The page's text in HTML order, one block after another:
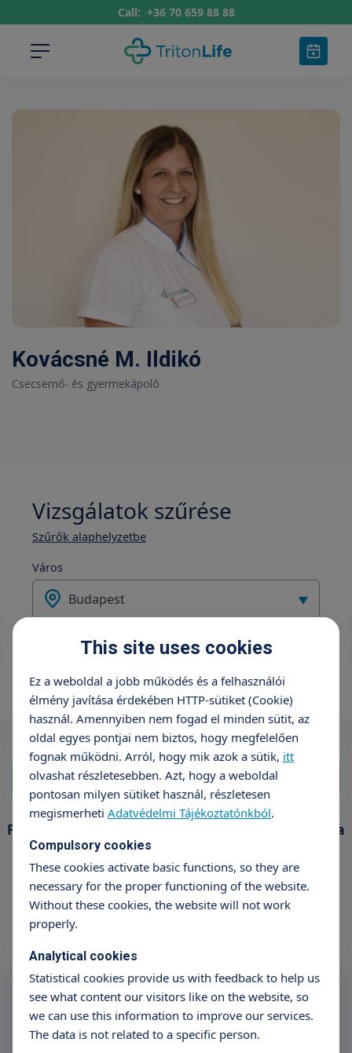
Call: +36 70 659 88 88
Kovácsné M. Ildikó
Csecsemő- és gyermekápoló
Vizsgálatok szűrése
Szűrők alaphelyzetbe
Város
Budapest
Intézmény
TritonLife Róbert Private Hospital
Foglaláshoz kérjük, hívja ügyfélszolgálatunkat a
+36 70 659 88 88
telefonszámon.
Subscribe to the Triton
Newsletter
Name
E-mail address
This site uses cookies
Ez a weboldal a jobb működés és a felhasználói
élmény javítása érdekében HTTP-sütiket (Cookie)
használ. Amennyiben nem fogad el minden sütit, az
oldal egyes pontjai nem biztos, hogy megfelelően
fognak működni. Arról, hogy mik azok a sütik, itt
olvashat részletesebben. Azt, hogy a weboldal
pontosan milyen sütiket használ, részletesen
megismerheti Adatvédelmi Tájékoztatónkból.
Compulsory cookies
These cookies activate basic functions, so they are
necessary for the proper functioning of the website.
Without these cookies, the website will not work
properly.
Analytical cookies
Statistical cookies provide us with feedback to help us
see what content our visitors like on the website, so
we can use this information to improve our services.
The data is not related to a specific person.